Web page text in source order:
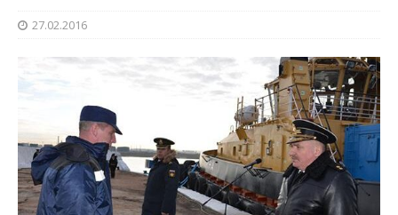
27.02.2016